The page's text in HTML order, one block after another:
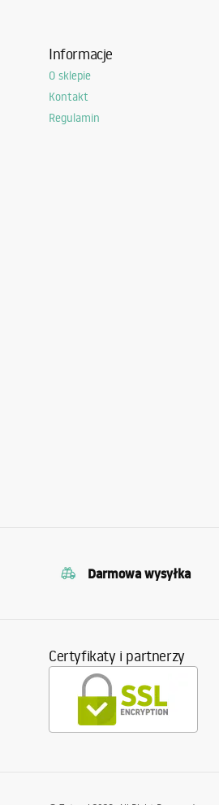
Zobacz wszystkie
Informacje
O sklepie
Kontakt
Regulamin
Darmowa wysyłka
Certyfikaty i partnerzy